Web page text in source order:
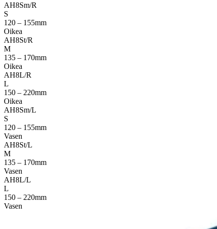
AH8Sm/R
S
120 – 155mm
Oikea
AH8St/R
M
135 – 170mm
Oikea
AH8L/R
L
150 – 220mm
Oikea
AH8Sm/L
S
120 – 155mm
Vasen
AH8St/L
M
135 – 170mm
Vasen
AH8L/L
L
150 – 220mm
Vasen